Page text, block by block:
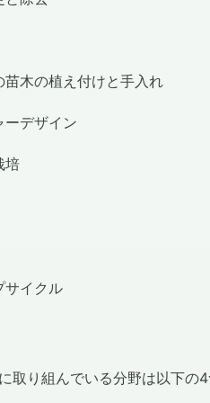
苗木の植え付けと手入れ
ーデザイン
培
サイクル
取り組んでいる分野は以下の